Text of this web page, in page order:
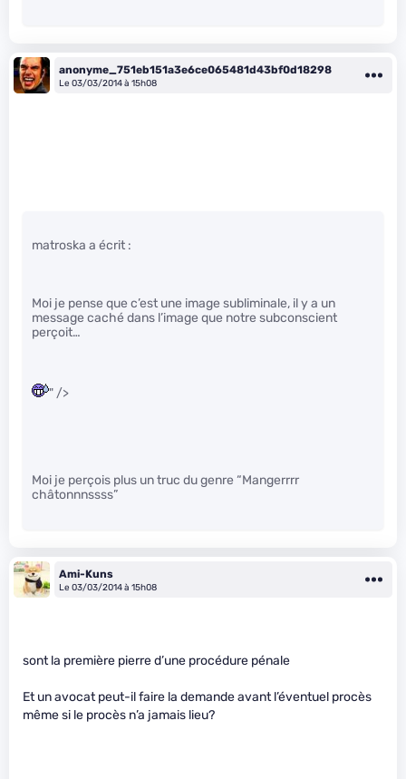
anonyme_751eb151a3e6ce065481d43bf0d18298
Le 03/03/2014 à 15h08
matroska a écrit :
Moi je pense que c’est une image subliminale, il y a un
message caché dans l’image que notre subconscient
perçoit…
" />
Moi je perçois plus un truc du genre “Mangerrrr
châtonnnssss”
Ami-Kuns
Le 03/03/2014 à 15h08
sont la première pierre d’une procédure pénale
Et un avocat peut-il faire la demande avant l’éventuel procès
même si le procès n’a jamais lieu?